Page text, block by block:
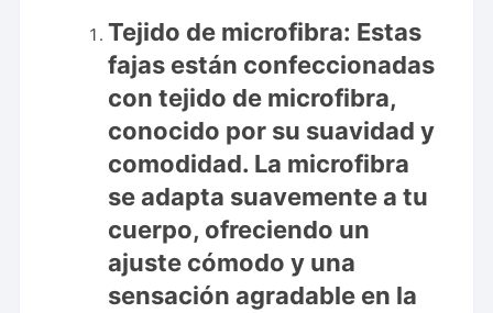
Tejido de microfibra: Estas
fajas están confeccionadas
con tejido de microfibra,
conocido por su suavidad y
comodidad. La microfibra
se adapta suavemente a tu
cuerpo, ofreciendo un
ajuste cómodo y una
sensación agradable en la